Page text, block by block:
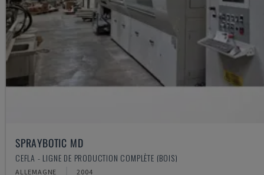
SPRAYBOTIC MD
CEFLA - LIGNE DE PRODUCTION COMPLÈTE (BOIS)
ALLEMAGNE 2004